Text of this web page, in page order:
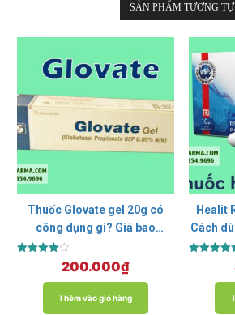
SẢN PHẨM TƯƠNG TỰ
Thuốc Glovate gel 20g có
công dụng gì? Giá bao
nhiêu? Mua ở đâu?
4.00
200.000₫
Thêm vào giỏ hàng
Healit
Cách
Được xếp
5.00